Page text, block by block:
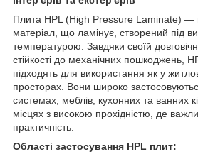
Плита HPL (High Pressure Laminate) —
матеріал, що ламінує, створений під
температурою. Завдяки своїй
стійкості до механічних пошкоджень,
підходять для використання як у
просторах. Вони широко
системах, меблів, кухонних та ванних
місцях з високою прохідністю, де
практичність.
Області застосування HPL плит: